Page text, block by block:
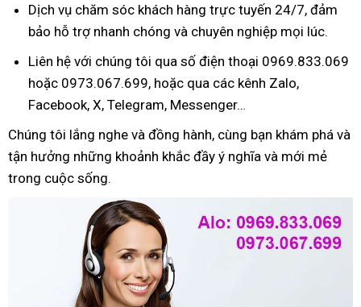
Dịch vụ chăm sóc khách hàng trực tuyến 24/7, đảm
bảo hỗ trợ nhanh chóng và chuyên nghiệp mọi lúc.
Liên hệ với chúng tôi qua số điện thoại 0969.833.069
hoặc 0973.067.699, hoặc qua các kênh Zalo,
Facebook, X, Telegram, Messenger…
Chúng tôi lắng nghe và đồng hành, cùng bạn khám phá và
tận hưởng những khoảnh khắc đầy ý nghĩa và mới mẻ
trong cuộc sống.